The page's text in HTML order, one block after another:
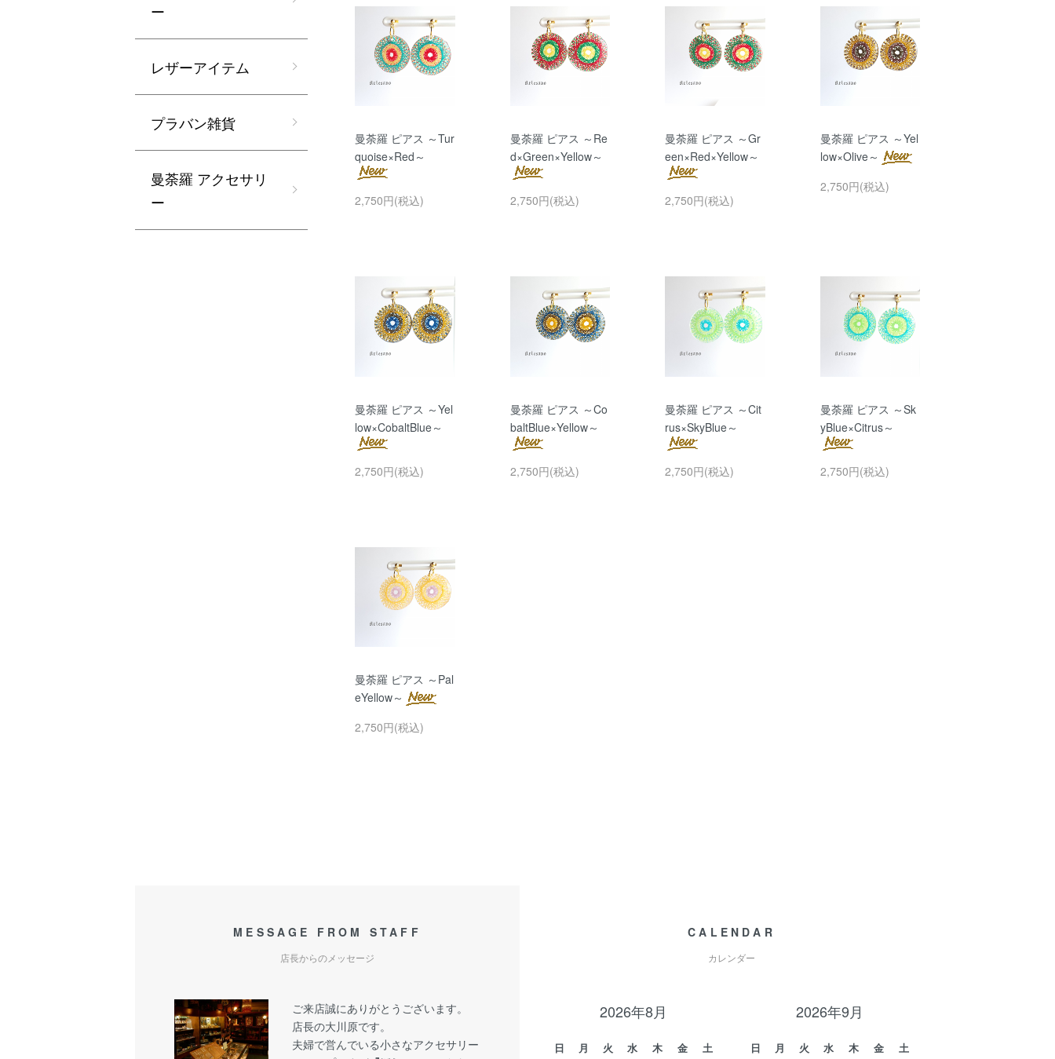
曼荼羅 ピアス ～Tur
quoise×Red～
2,750円(税込)
曼荼羅 ピアス ～Re
d×Green×Yellow～
2,750円(税込)
曼荼羅 ピアス ～Gr
een×Red×Yellow～
2,750円(税込)
曼荼羅 ピアス ～Yel
low×Olive～
2,750円(税込)
曼荼羅 ピアス ～Yel
low×CobaltBlue～
2,750円(税込)
曼荼羅 ピアス ～Co
baltBlue×Yellow～
2,750円(税込)
曼荼羅 ピアス ～Cit
rus×SkyBlue～
2,750円(税込)
曼荼羅 ピアス ～Sk
yBlue×Citrus～
2,750円(税込)
曼荼羅 ピアス ～Pal
eYellow～
2,750円(税込)
ー
レザーアイテム
プラバン雑貨
曼荼羅 アクセサリ
ー
MESSAGE FROM STAFF
店長からのメッセージ
ご来店誠にありがとうございます。
店長の大川原です。
夫婦で営んでいる小さなアクセサリー
CALENDAR
カレンダー
2026年8月
日 月 火 水 木 金 土
2026年9月
日 月 火 水 木 金 土